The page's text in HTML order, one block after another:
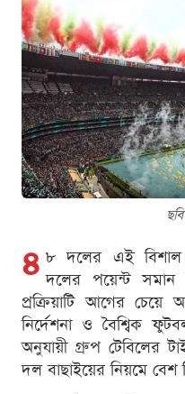
৪ ৮ দলের এই বিশাল
দলের পয়েন্ট সমান
প্রক্রিয়াটি আগের
নির্দেশনা ও বৈশ্বিক
অনুযায়ী গ্রুপ টেবিলের
দল বাছাইয়ের নিয়মে